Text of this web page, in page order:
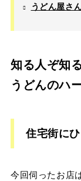
うどん屋さ
知る人ぞ知
うどんのハ
住宅街に
今回伺ったお店